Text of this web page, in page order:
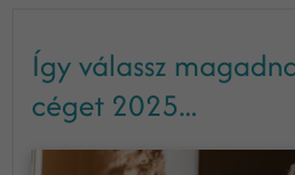
Így válassz
céget 2025...